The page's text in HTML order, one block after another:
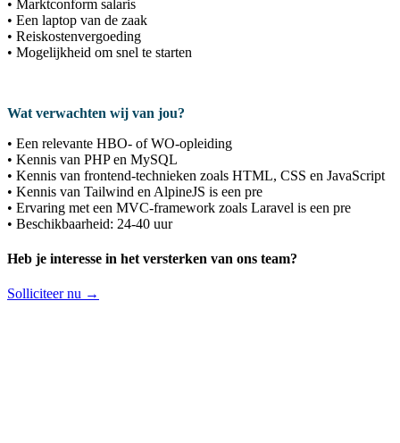
• Marktconform salaris
• Een laptop van de zaak
• Reiskostenvergoeding
• Mogelijkheid om snel te starten
Wat verwachten wij van jou?
• Een relevante HBO- of WO-opleiding
• Kennis van PHP en MySQL
• Kennis van frontend-technieken zoals HTML, CSS en JavaScript
• Kennis van Tailwind en AlpineJS is een pre
• Ervaring met een MVC-framework zoals Laravel is een pre
• Beschikbaarheid: 24-40 uur
Heb je interesse in het versterken van ons team?
Solliciteer nu →